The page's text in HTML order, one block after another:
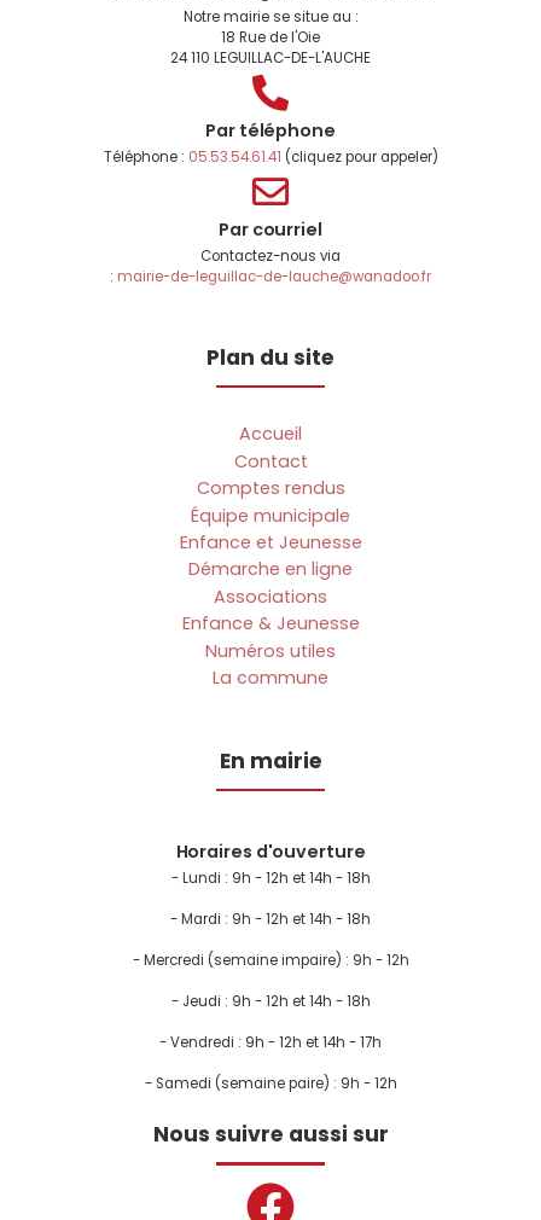
Notre mairie se situe au :
18 Rue de l'Oie
24 110 LEGUILLAC-DE-L'AUCHE
Par téléphone
Téléphone : 05.53.54.61.41 (cliquez pour appeler)
Par courriel
Contactez-nous via
: mairie-de-leguillac-de-lauche@wanadoo.fr
Plan du site
Accueil
Contact
Comptes rendus
Équipe municipale
Enfance et Jeunesse
Démarche en ligne
Associations
Enfance & Jeunesse
Numéros utiles
La commune
En mairie
Horaires d'ouverture
- Lundi : 9h - 12h et 14h - 18h
- Mardi : 9h - 12h et 14h - 18h
- Mercredi (semaine impaire) : 9h - 12h
- Jeudi : 9h - 12h et 14h - 18h
- Vendredi : 9h - 12h et 14h - 17h
- Samedi (semaine paire) : 9h - 12h
Nous suivre aussi sur